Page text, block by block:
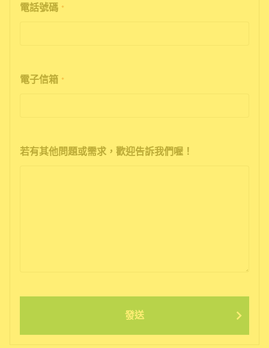
電話號碼 *
電子信箱 *
若有其他問題或需求，歡迎告訴我們喔！
發送